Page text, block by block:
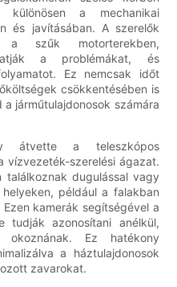
különösen a mechanikai
és javításában. A szerelők
a szűk motorterekben,
a problémákat, és
Ez nemcsak időt
csökkentésében is
járműtulajdonosok számára
átvette a teleszkópos
vízvezeték-szerelési ágazat.
találkoznak dugulással vagy
például a falakban
kamerák segítségével a
tudják azonosítani anélkül,
okoznának. Ez hatékony
a háztulajdonosok
zavarokat.